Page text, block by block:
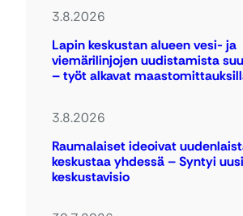
3.8.2026
Lapin keskustan alueen vesi- ja
viemärilinjojen uudistamista
– työt alkavat
3.8.2026
Raumalaiset ideoivat
keskustaa yhdessä – Syntyi uusi
keskustavisio